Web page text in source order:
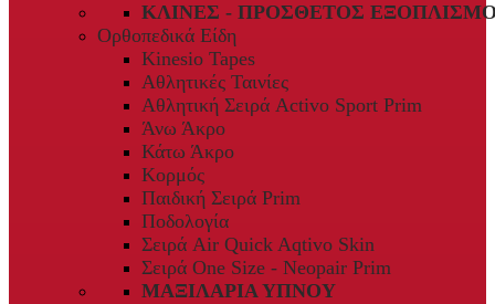
ΚΛΊΝΕΣ - ΠΡΌΣΘΕΤΟΣ
Ορθοπεδικά Είδη
Kinesio Tapes
Αθλητικές Ταινίες
Αθλητική Σειρά Activo Sport Prim
Άνω Άκρο
Κάτω Άκρο
Κορμός
Παιδική Σειρά Prim
Ποδολογία
Σειρά Air Quick Aqtivo Skin
Σειρά One Size - Neopair Prim
ΜΑΞΙΛΆΡΙΑ ΎΠΝΟΥ